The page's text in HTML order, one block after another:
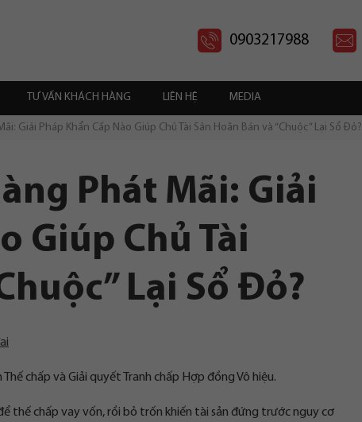
0903217988
TƯ VẤN KHÁCH HÀNG LIÊN HỆ MEDIA
Giải Pháp Khẩn Cấp Nào Giúp Chủ Tài Sản Hoãn Bán và “Chuộc” Lại Sổ Đỏ?
Phát Mãi: Giải
Giúp Chủ Tài
Lại Sổ Đỏ?
chấp và Giải quyết Tranh chấp Hợp đồng Vô hiệu.
thế chấp vay vốn, rồi bỏ trốn khiến tài sản đứng trước nguy cơ